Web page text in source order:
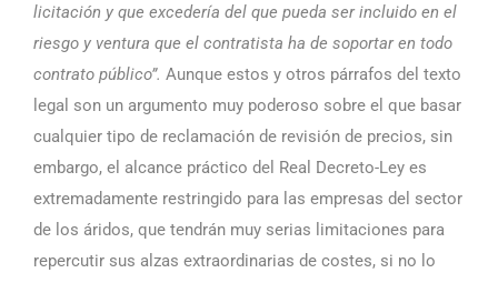
licitación y que excedería del que pueda ser incluido en el
riesgo y ventura que el contratista ha de soportar en todo
contrato público”. Aunque estos y otros párrafos del texto
legal son un argumento muy poderoso sobre el que basar
cualquier tipo de reclamación de revisión de precios, sin
embargo, el alcance práctico del Real Decreto-Ley es
extremadamente restringido para las empresas del sector
de los áridos, que tendrán muy serias limitaciones para
repercutir sus alzas extraordinarias de costes, si no lo